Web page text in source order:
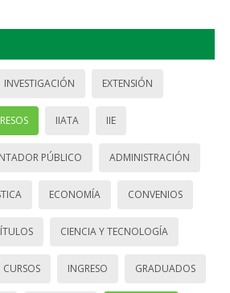
INVESTIGACIÓN EXTENSIÓN
IIATA IIE
PÚBLICO ADMINISTRACIÓN
ECONOMÍA CONVENIOS
CIENCIA Y TECNOLOGÍA
CURSOS INGRESO GRADUADOS